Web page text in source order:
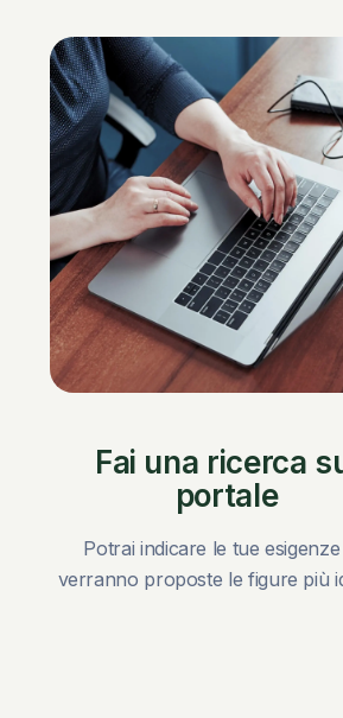
wheelchair_pickup
elderly_woman
Fai una ricerca
portale
Potrai indicare le tue esigenze
verranno proposte le figure più